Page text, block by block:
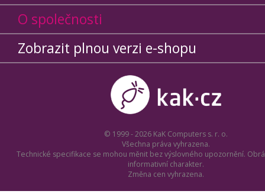
O společnosti
Zobrazit plnou verzi e-shopu
© 1999 - 2026 KaK Computers s. r. o.
Všechna práva vyhrazena.
Technické specifikace se mohou měnit bez výslovného upozornění.
informativní charakter.
Změna cen vyhrazena.